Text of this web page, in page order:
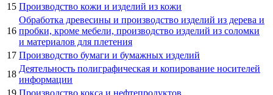
15 Производство кожи и изделий из кожи
16
Обработка древесины и производство изделий из дерева и
пробки, кроме мебели, производство изделий из соломки
и материалов для плетения
17 Производство бумаги и бумажных изделий
18
Деятельность полиграфическая и копирование носителей
информации
19 Производство кокса и нефтепродуктов